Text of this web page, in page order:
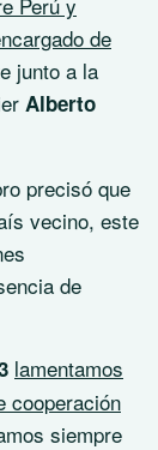
de
junto a la
Alberto
precisó que
vecino, este
de
lamentamos
cooperación
siempre